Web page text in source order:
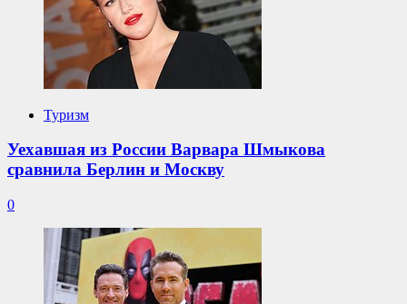
Туризм
Уехавшая из России Варвара Шмыкова
сравнила Берлин и Москву
0